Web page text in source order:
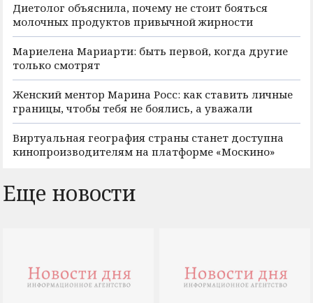
Диетолог объяснила, почему не стоит бояться
молочных продуктов привычной жирности
Мариелена Мариарти: быть первой, когда другие
только смотрят
Женский ментор Марина Росс: как ставить личные
границы, чтобы тебя не боялись, а уважали
Виртуальная география страны станет доступна
кинопроизводителям на платформе «Москино»
Еще новости